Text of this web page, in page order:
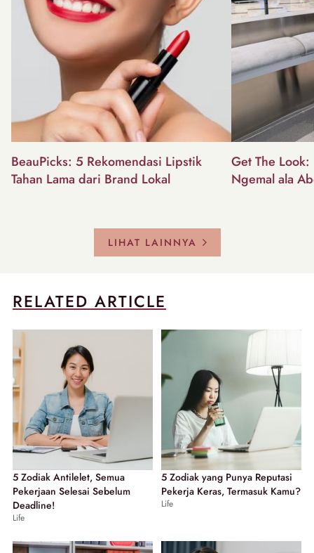
BeauPicks: 5 Rekomendasi Lipstik
Tahan Lama dari Brand Lokal
Get The
Ngemal ala
LIHAT LAINNYA
RELATED ARTICLE
5 Zodiak Antilelet, Semua
Pekerjaan Selesai Sebelum
Deadline!
Life
5 Zodiak yang Punya Reputasi
Pekerja Keras, Termasuk Kamu?
Life